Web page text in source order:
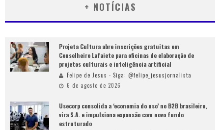
+ NOTÍCIAS
Projeta Cultura abre inscrições gratuitas em
Conselheiro Lafaiete para oficinas de elaboração de
projetos culturais e inteligência artificial
Felipe de Jesus - Siga: @felipe_jesusjornalista
6 de agosto de 2026
Usecorp consolida a ‘economia do uso’ no B2B brasileiro,
vira S.A. e impulsiona expansão com novo fundo
estruturado